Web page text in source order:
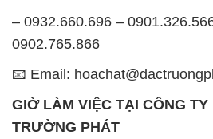
– 0932.660.696 –
0902.765.866
📧 Email:
GIỜ LÀM VIỆC TẠI CÔNG
TRƯỜNG PHÁT